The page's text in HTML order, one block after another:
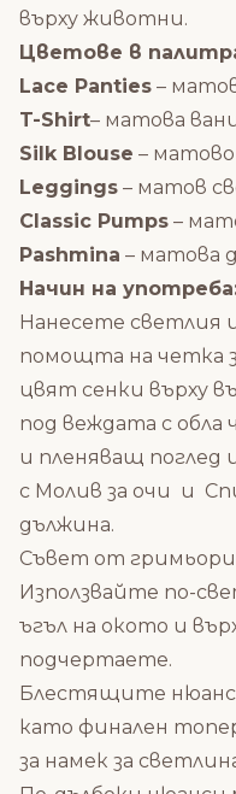
върху животни.
Цветове в
Lace Panties –
T-Shirt– матова
Silk Blouse –
Leggings – матов
Classic Pumps –
Pashmina – матова
Начин на
Нанесете светлия
помощта на четка
цвят сенки върху
под веждата с обла
и пленяващ поглед
с Молив за очи и
дължина.
Съвет от
Използвайте по-
ъгъл на окото и
подчертаете.
Блестящите
като финален
за намек за